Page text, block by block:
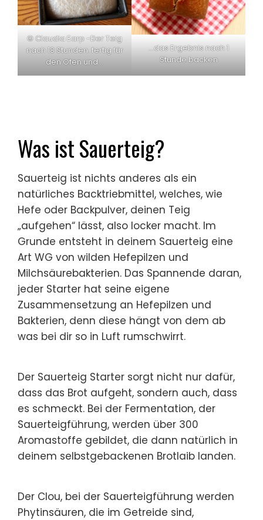
© Claudia Earp -Der Teig
nach 18 Stunden. fertig für
den Ofen und…
…das Ergebnis nach 1
Stunde backen
Was ist Sauerteig?
Sauerteig ist nichts anderes als ein
natürliches Backtriebmittel, welches, wie
Hefe oder Backpulver, deinen Teig
„aufgehen“ lässt, also locker macht. Im
Grunde entsteht in deinem Sauerteig eine
Art WG von wilden Hefepilzen und
Milchsäurebakterien. Das Spannende daran,
jeder Starter hat seine eigene
Zusammensetzung an Hefepilzen und
Bakterien, denn diese hängt von dem ab
was bei dir so in Luft rumschwirrt.
Der Sauerteig Starter sorgt nicht nur dafür,
dass das Brot aufgeht, sondern auch, dass
es schmeckt. Bei der Fermentation, der
Sauerteigführung, werden über 300
Aromastoffe gebildet, die dann natürlich in
deinem selbstgebackenen Brotlaib landen.
Der Clou, bei der Sauerteigführung werden
Phytinsäuren, die im Getreide sind,